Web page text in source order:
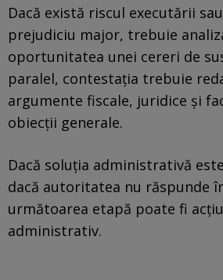
Dacă există riscul executării
prejudiciu major, trebuie
oportunitatea unei cereri de
paralel, contestația trebuie
argumente fiscale, juridice și
obiecții generale.
Dacă soluția administrativă
dacă autoritatea nu răspunde
următoarea etapă poate fi
administrativ.